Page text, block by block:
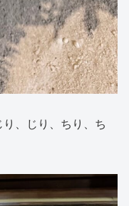
、じり、ちり、ち